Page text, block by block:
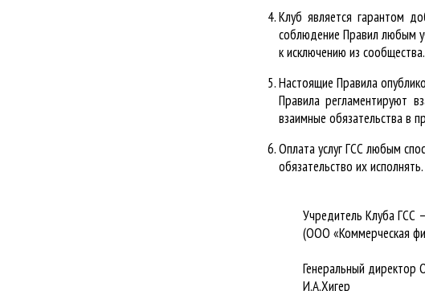
Клуб является гарантом
соблюдение Правил любым
к исключению из сообщества.
Настоящие Правила
Правила регламентируют
взаимные обязательства в
Оплата услуг ГСС любым
обязательство их исполнять.
Учредитель Клуба ГСС
(ООО «Коммерческая
Генеральный
И.А.Хигер